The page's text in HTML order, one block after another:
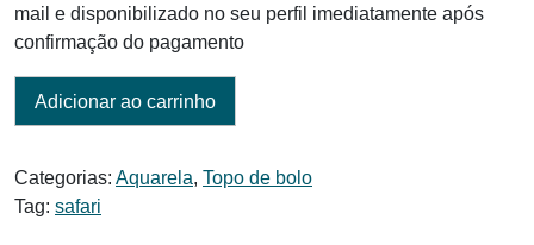
mail e disponibilizado no seu perfil imediatamente após
confirmação do pagamento
Adicionar ao carrinho
Categorias: Aquarela, Topo de bolo
Tag: safari